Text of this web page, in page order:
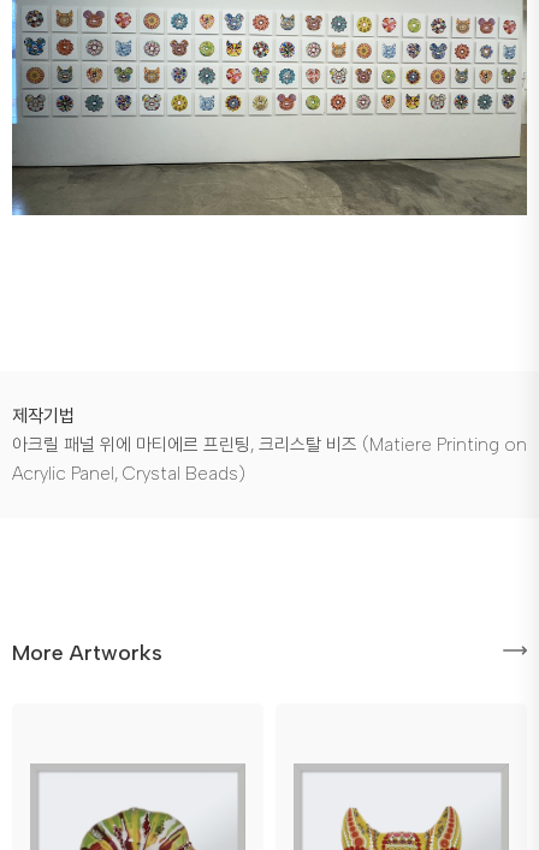
제작기법
아크릴 패널 위에 마티에르 프린팅, 크리스탈 비즈 (Matiere Printing on
Acrylic Panel, Crystal Beads)
More Artworks